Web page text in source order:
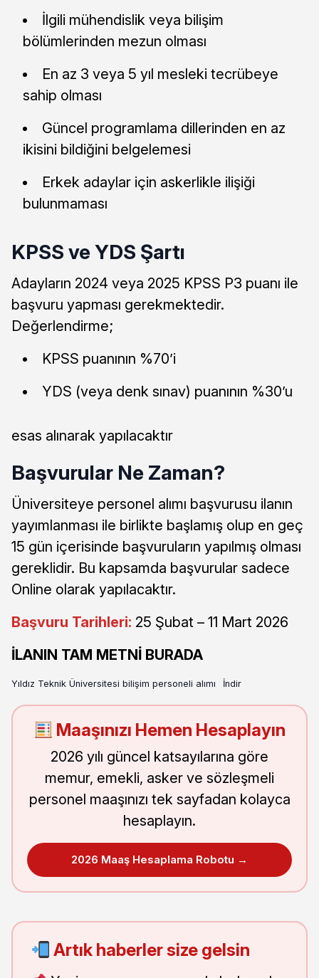
İlgili mühendislik veya bilişim
bölümlerinden mezun olması
En az 3 veya 5 yıl mesleki tecrübeye
sahip olması
Güncel programlama dillerinden en az
ikisini bildiğini belgelemesi
Erkek adaylar için askerlikle ilişiği
bulunmaması
KPSS ve YDS Şartı
Adayların 2024 veya 2025 KPSS P3 puanı ile
başvuru yapması gerekmektedir.
Değerlendirme;
KPSS puanının %70’i
YDS (veya denk sınav) puanının %30’u
esas alınarak yapılacaktır
Başvurular Ne Zaman?
Üniversiteye personel alımı başvurusu ilanın
yayımlanması ile birlikte başlamış olup en geç
15 gün içerisinde başvuruların yapılmış olması
gereklidir. Bu kapsamda başvurular sadece
Online olarak yapılacaktır.
Başvuru Tarihleri: 25 Şubat – 11 Mart 2026
İLANIN TAM METNİ BURADA
Yıldız Teknik Üniversitesi bilişim personeli alımı İndir
Maaşınızı Hemen Hesaplayın
2026 yılı güncel katsayılarına göre
memur, emekli, asker ve sözleşmeli
personel maaşınızı tek sayfadan kolayca
hesaplayın.
2026 Maaş Hesaplama Robotu →
Artık haberler size gelsin